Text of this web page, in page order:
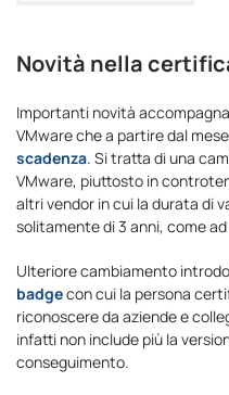
Novità nella
Importanti novità
VMware che a partire dal
scadenza. Si tratta di una
VMware, piuttosto in
altri vendor in cui la durata di
solitamente di 3 anni, come
Ulteriore cambiamento
badgecon cui la persona
riconoscere da aziende e
infatti non include più la
conseguimento.